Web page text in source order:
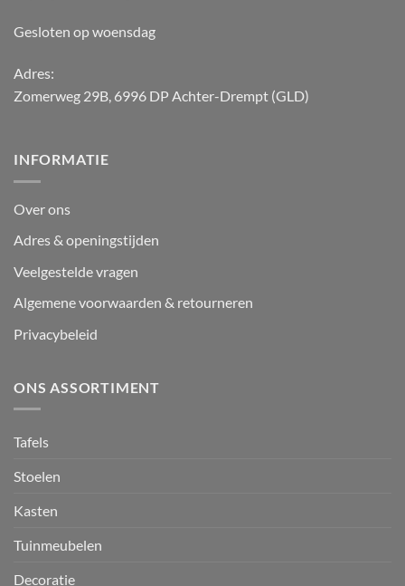
Gesloten op woensdag
Adres:
Zomerweg 29B, 6996 DP Achter-Drempt (GLD)
INFORMATIE
Over ons
Adres & openingstijden
Veelgestelde vragen
Algemene voorwaarden & retourneren
Privacybeleid
ONS ASSORTIMENT
Tafels
Stoelen
Kasten
Tuinmeubelen
Decoratie